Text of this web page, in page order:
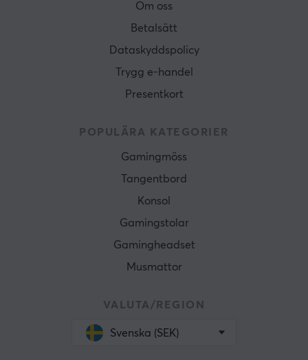
Om oss
Betalsätt
Dataskyddspolicy
Trygg e-handel
Presentkort
POPULÄRA KATEGORIER
Gamingmöss
Tangentbord
Konsol
Gamingstolar
Gamingheadset
Musmattor
VALUTA/REGION
Svenska (SEK)